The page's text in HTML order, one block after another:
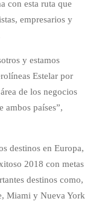
con esta ruta que
empresarios y
y estamos
Estelar por
de los negocios
ambos países”,
destinos en Europa,
2018 con metas
destinos como,
Miami y Nueva York